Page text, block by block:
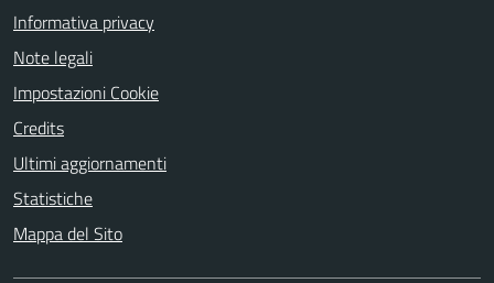
Informativa privacy
Note legali
Impostazioni Cookie
Credits
Ultimi aggiornamenti
Statistiche
Mappa del Sito